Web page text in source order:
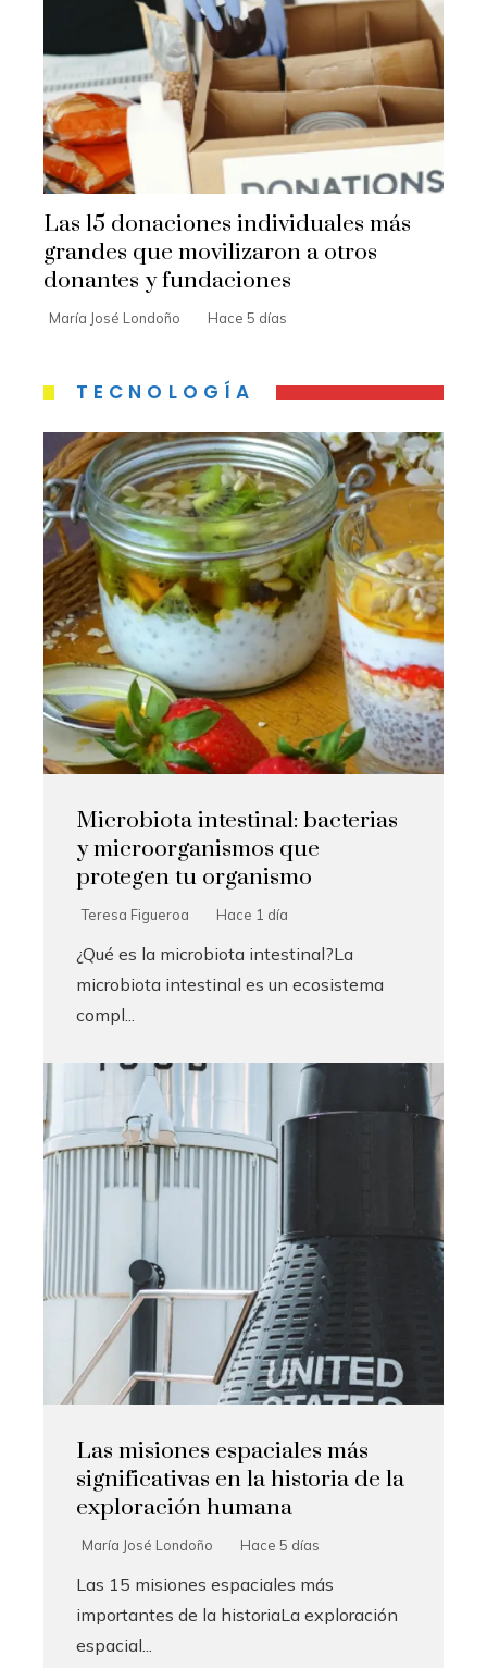
Las 15 donaciones individuales más
grandes que movilizaron a otros
donantes y fundaciones
María José Londoño Hace 5 días
TECNOLOGÍA
Microbiota intestinal: bacterias
y microorganismos que
protegen tu organismo
Teresa Figueroa Hace 1 día
¿Qué es la microbiota intestinal?La
microbiota intestinal es un ecosistema
compl...
Las misiones espaciales más
significativas en la historia de la
exploración humana
María José Londoño Hace 5 días
Las 15 misiones espaciales más
importantes de la historiaLa exploración
espacial...